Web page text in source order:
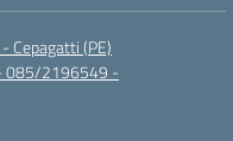
Cepagatti (PE)
2196549 -